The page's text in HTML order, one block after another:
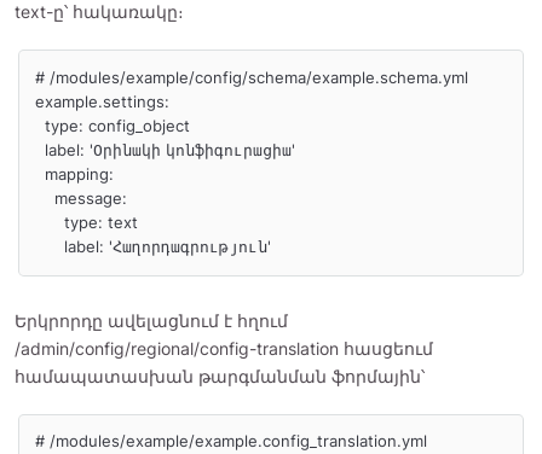
text-ը՝ հակառակը։
# /modules/example/config/schema/example.schema.yml
example.settings:
      label: 'Հաղորդագրություն'
Երկրորդը ավելացնում է հղում
/admin/config/regional/config-translation հասցեում
համապատասխան թարգմանման ֆորմային՝
# /modules/example/example.config_translation.yml